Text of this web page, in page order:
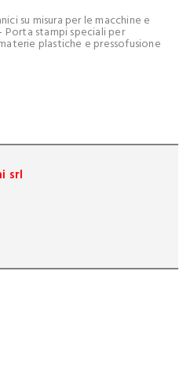
su misura per le macchine e
stampi speciali per
plastiche e pressofusione
srl